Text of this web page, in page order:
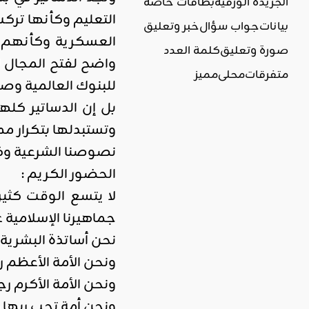
التعليم وكأنها
العسكرية
واضح لفتح المجال
للبنوك العالمية
بل إن الدساتير
وتستبدلها بتكرار
نصوصنا الشرعية
الحضور الكريم :
لا يتسع الوقت
جماهيرنا
نحن أساتذة
ونحن الأمة
ونحن الأمة الأكرم
بياناتجواب سؤالخبر وتعليق
صورة وتعليقكلمة العدد
متفرقاتمحليمميز